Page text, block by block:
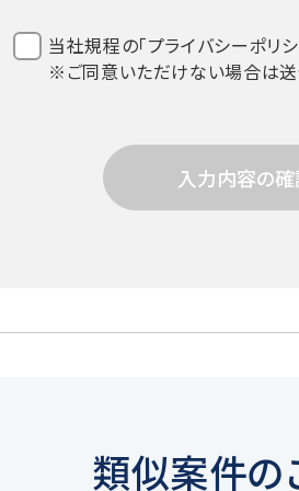
的達成のための必要範囲で、適正
当社規程の「プライバシーポリ
※ご同意いただけない場合は送
入力内容の
類似案件の